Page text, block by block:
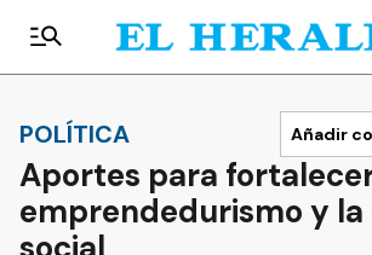
POLÍTICA Añadir
Aportes para
emprendedurismo y la